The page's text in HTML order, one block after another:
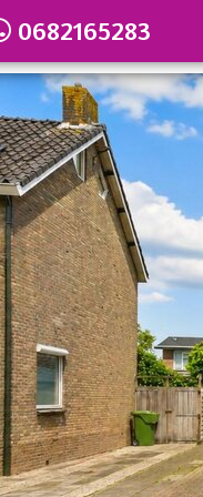
0682165283